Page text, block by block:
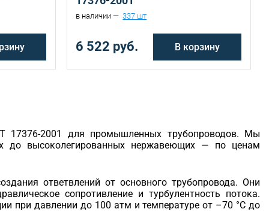
в наличии — 337 шт
6 522 руб. В корзину
17376-2001 для промышленных трубопроводов. Мы
до высоколегированных нержавеющих — по ценам
ответвлений от основного трубопровода. Они
сопротивление и турбулентность потока.
при давлении до 100 атм и температуре от –70 °C до